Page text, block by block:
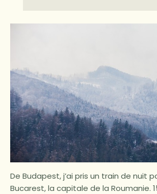
De Budapest, j’ai pris un train de nuit
Bucarest, la capitale de la Roumanie.